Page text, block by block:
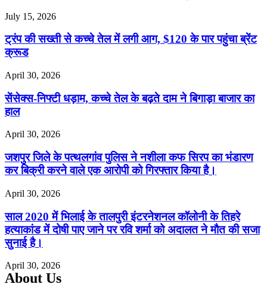
July 15, 2026
ट्रंप की सख्ती से कच्चे तेल में लगी आग, $120 के पार पहुंचा ब्रेंट
क्रूड
April 30, 2026
सेंसेक्स-निफ्टी धड़ाम, कच्चे तेल के बढ़ते दाम ने बिगाड़ा बाजार का
हाल
April 30, 2026
जशपुर जिले के पत्थलगांव पुलिस ने नशीला कफ सिरप का भंडारण
कर बिक्री करने वाले एक आरोपी को गिरफ्तार किया है।
April 30, 2026
साल 2020 में भिलाई के तालपुरी इंटरनेशनल कॉलोनी के तिहरे
हत्याकांड में दोषी पाए जाने पर रवि शर्मा को अदालत ने मौत की सजा
सुनाई है।
April 30, 2026
About Us